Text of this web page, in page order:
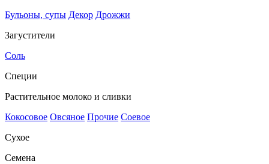
Бульоны, супы Декор Дрожжи
Загустители
Соль
Специи
Растительное молоко и сливки
Кокосовое Овсяное Прочие Соевое
Сухое
Семена